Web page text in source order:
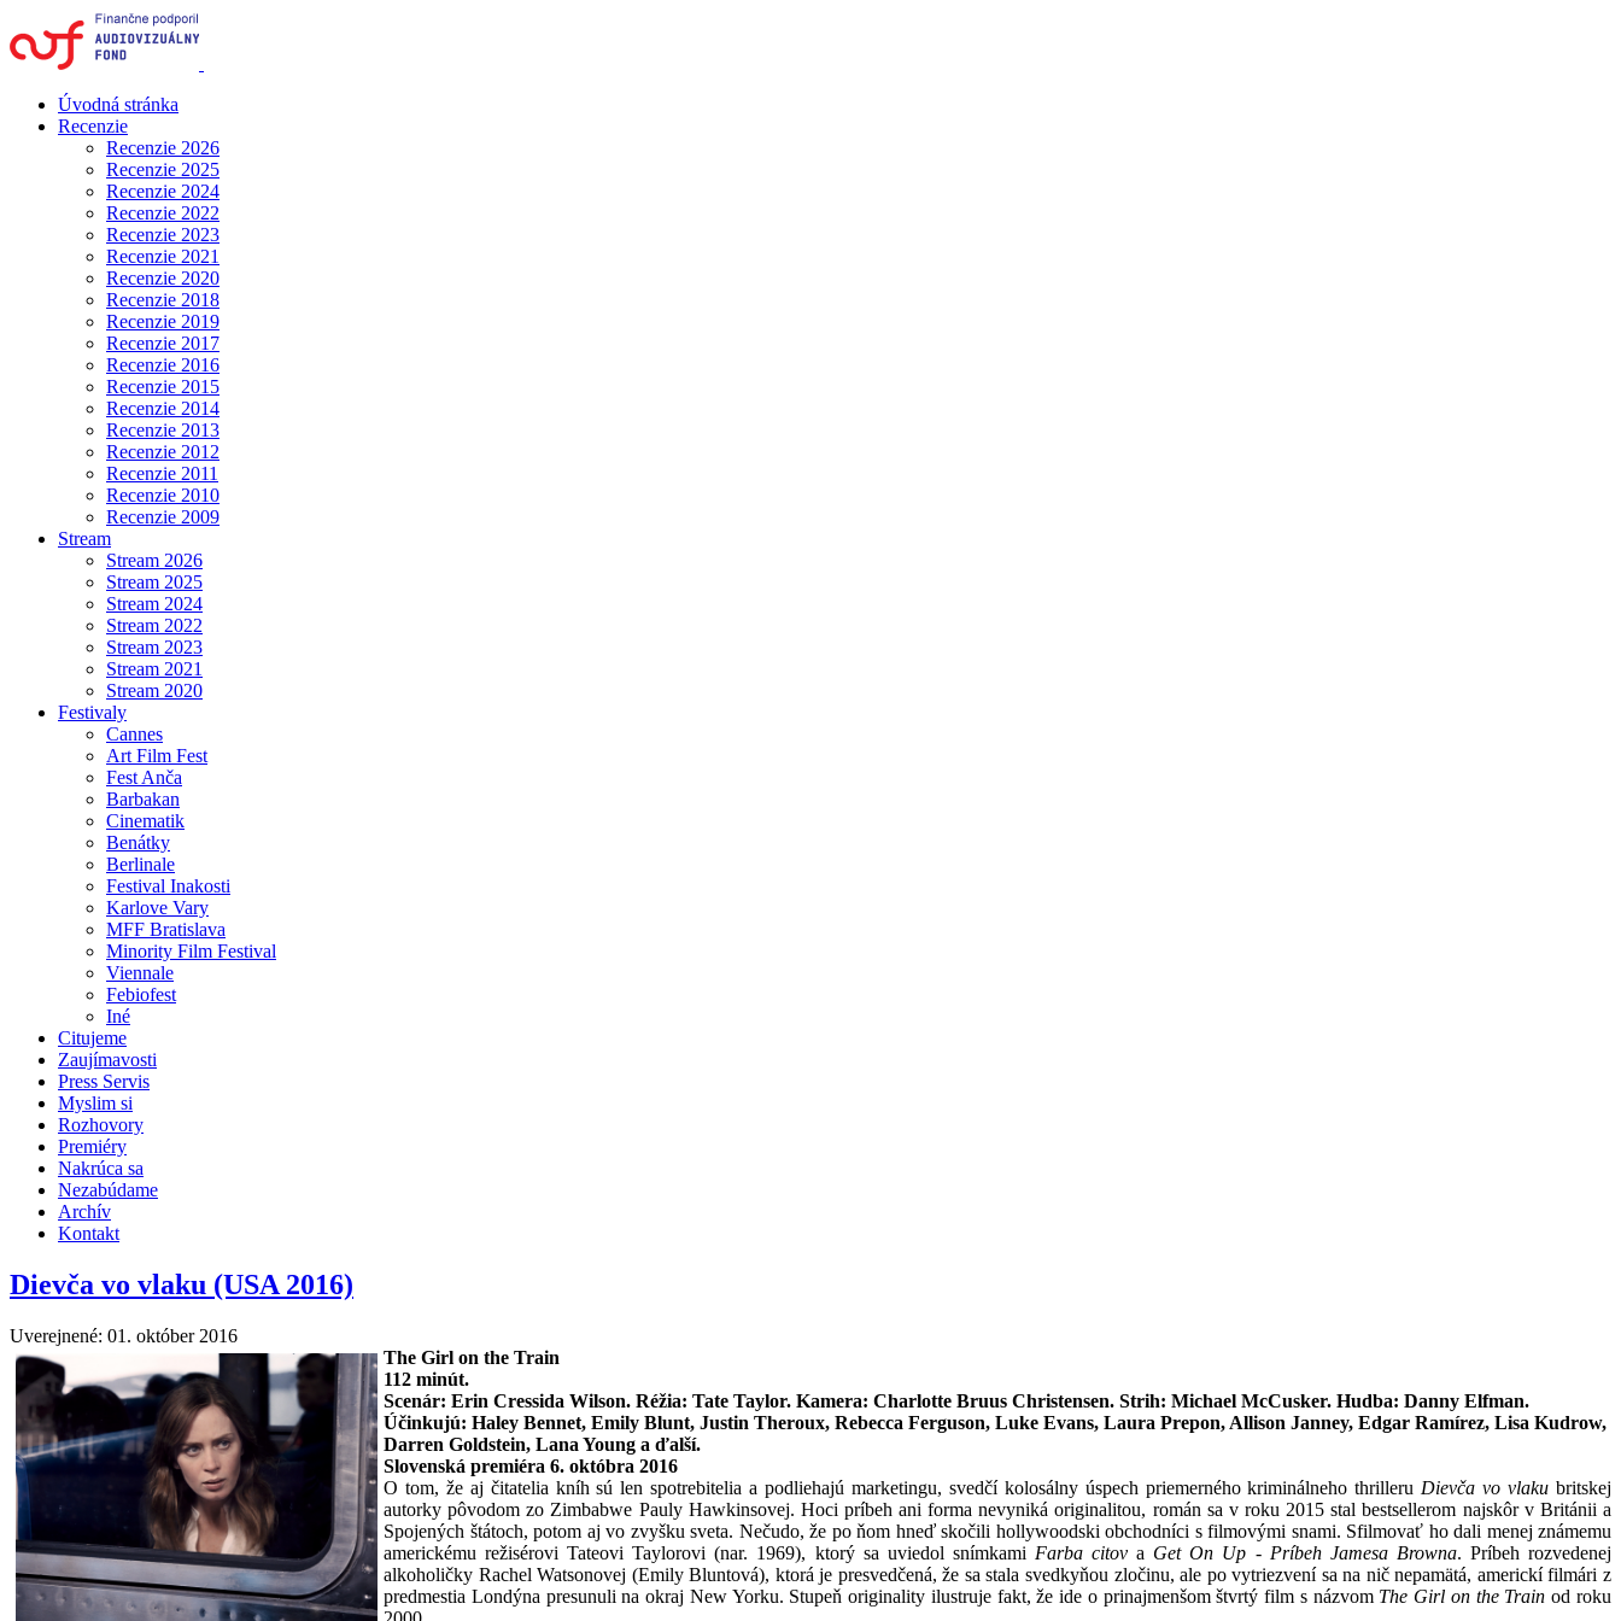
Úvodná stránka
Recenzie
Recenzie 2026
Recenzie 2025
Recenzie 2024
Recenzie 2022
Recenzie 2023
Recenzie 2021
Recenzie 2020
Recenzie 2018
Recenzie 2019
Recenzie 2017
Recenzie 2016
Recenzie 2015
Recenzie 2014
Recenzie 2013
Recenzie 2012
Recenzie 2011
Recenzie 2010
Recenzie 2009
Stream
Stream 2026
Stream 2025
Stream 2024
Stream 2022
Stream 2023
Stream 2021
Stream 2020
Festivaly
Cannes
Art Film Fest
Fest Anča
Barbakan
Cinematik
Benátky
Berlinale
Festival Inakosti
Karlove Vary
MFF Bratislava
Minority Film Festival
Viennale
Febiofest
Iné
Citujeme
Zaujímavosti
Press Servis
Myslim si
Rozhovory
Premiéry
Nakrúca sa
Nezabúdame
Archív
Kontakt
Dievča vo vlaku (USA 2016)
Uverejnené: 01. október 2016
The Girl on the Train
112 minút.
Scenár: Erin Cressida Wilson. Réžia: Tate Taylor. Kamera: Charlotte Bruus Christensen. Strih: Michael McCusker. Hudba: Danny Elfman.
Účinkujú: Haley Bennet, Emily Blunt, Justin Theroux, Rebecca Ferguson, Luke Evans, Laura Prepon, Allison Janney, Edgar Ramírez, Lisa Kudrow,
Darren Goldstein, Lana Young a ďalší.
Slovenská premiéra 6. októbra 2016
O tom, že aj čitatelia kníh sú len spotrebitelia a podliehajú marketingu, svedčí kolosálny úspech priemerného kriminálneho thrilleru Dievča vo vlakubritskej
autorky pôvodom zo Zimbabwe Pauly Hawkinsovej. Hoci príbeh ani forma nevyniká originalitou, román sa v roku 2015 stal bestsellerom najskôr v Británii a
Spojených štátoch, potom aj vo zvyšku sveta. Nečudo, že po ňom hneď skočili hollywoodski obchodníci s filmovými snami. Sfilmovať ho dali menej známemu
americkému režisérovi Tateovi Taylorovi (nar. 1969), ktorý sa uviedol snímkami Farba citov a Get On Up - Príbeh Jamesa Browna. Príbeh rozvedenej
alkoholičky Rachel Watsonovej (Emily Bluntová), ktorá je presvedčená, že sa stala svedkyňou zločinu, ale po vytriezvení sa na nič nepamätá, americkí filmári z
predmestia Londýna presunuli na okraj New Yorku. Stupeň originality ilustruje fakt, že ide o prinajmenšom štvrtý film s názvom The Girl on the Train od roku